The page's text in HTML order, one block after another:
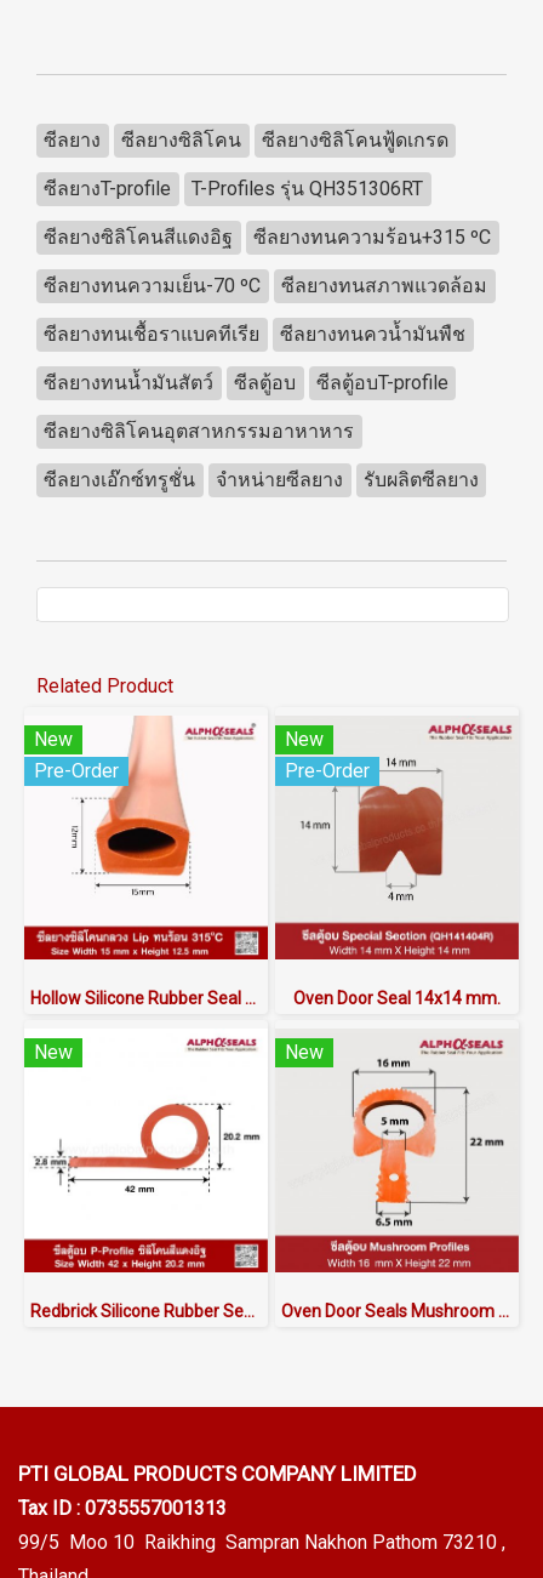
ซีลยาง ซีลยางซิลิโคน ซีลยางซิลิโคนฟู้ดเกรด
ซีลยางT-profile T-Profiles รุ่น QH351306RT
ซีลยางซิลิโคนสีแดงอิฐ ซีลยางทนความร้อน+315 ºC
ซีลยางทนความเย็น-70 ºC ซีลยางทนสภาพแวดล้อม
ซีลยางทนเชื้อราแบคทีเรีย ซีลยางทนควน้ำมันพืช
ซีลยางทนน้ำมันสัตว์ ซีลตู้อบ ซีลตู้อบT-profile
ซีลยางซิลิโคนอุตสาหกรรมอาหาหาร
ซีลยางเอ๊กซ์ทรูชั่น จำหน่ายซีลยาง รับผลิตซีลยาง
Related Product
New
Pre-Order
Hollow Silicone Rubber Seal with Lip | Heat Resistant to 315°C | AlphaSeals® | 15×12mm 50M/Roll | Redbrick | FDA RoHS Certified
New
Pre-Order
Oven Door Seal 14x14 mm.
New
Redbrick Silicone Rubber Seal - P-Profile 42x20.2mm
New
Oven Door Seals Mushroom Profiles ASMRQHF6016x22
PTI GLOBAL PRODUCTS COMPANY LIMITED
Tax ID : 0735557001313
99/5 Moo 10 Raikhing Sampran Nakhon Pathom 73210 ,